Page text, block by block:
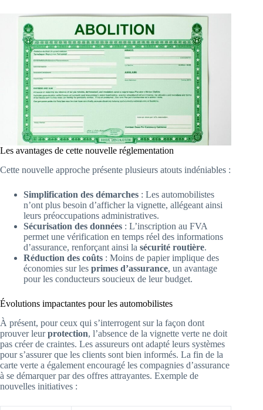
Les avantages de cette nouvelle réglementation
Cette nouvelle approche présente plusieurs atouts indéniables :
Simplification des démarches : Les automobilistes
n’ont plus besoin d’afficher la vignette, allégeant ainsi
leurs préoccupations administratives.
Sécurisation des données : L’inscription au FVA
permet une vérification en temps réel des informations
d’assurance, renforçant ainsi la sécurité routière.
Réduction des coûts : Moins de papier implique des
économies sur les primes d’assurance, un avantage
pour les conducteurs soucieux de leur budget.
Évolutions impactantes pour les automobilistes
À présent, pour ceux qui s’interrogent sur la façon dont
prouver leurprotection, l’absence de la vignette verte ne doit
pas créer de craintes. Les assureurs ont adapté leurs systèmes
pour s’assurer que les clients sont bien informés. La fin de la
carte verte a également encouragé les compagnies d’assurance
à se démarquer par des offres attrayantes. Exemple de
nouvelles initiatives :